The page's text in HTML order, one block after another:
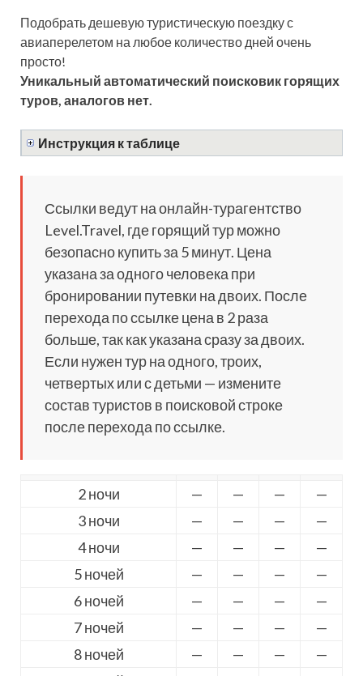
Подобрать дешевую туристическую поездку с
авиаперелетом на любое количество дней очень
просто!
Уникальный автоматический поисковик горящих
туров, аналогов нет.
Инструкция к таблице
Ссылки ведут на онлайн-турагентство
Level.Travel, где горящий тур можно
безопасно купить за 5 минут. Цена
указана за одного человека при
бронировании путевки на двоих. После
перехода по ссылке цена в 2 раза
больше, так как указана сразу за двоих.
Если нужен тур на одного, троих,
четвертых или с детьми — измените
состав туристов в поисковой строке
после перехода по ссылке.
2 ночи — — —
—
3 ночи
— — —
—
4 ночи
— — —
—
5 ночей
— — —
—
6 ночей
— — —
—
7 ночей
— — —
—
8 ночей
— — —
—